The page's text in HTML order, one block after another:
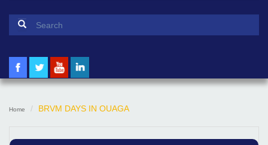
Search form
Home BRVM DAYS IN OUAGA